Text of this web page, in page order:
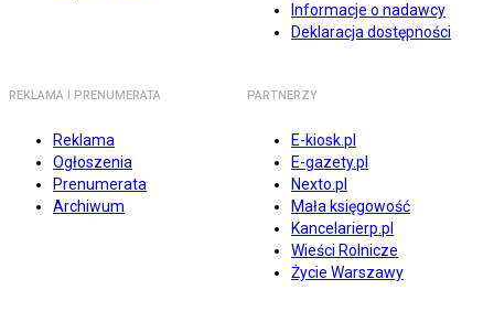
Informacje o nadawcy
Deklaracja dostępności
REKLAMA I PRENUMERATA
Reklama
Ogłoszenia
Prenumerata
Archiwum
PARTNERZY
E-kiosk.pl
E-gazety.pl
Nexto.pl
Mała księgowość
Kancelarierp.pl
Wieści Rolnicze
Życie Warszawy